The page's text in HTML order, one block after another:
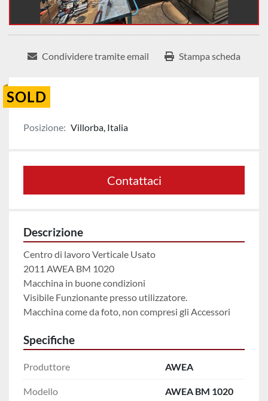
Condividere tramite email Stampa scheda
SOLD
Posizione: Villorba, Italia
Contattaci
Descrizione
Centro di lavoro Verticale Usato
2011 AWEA BM 1020
Macchina in buone condizioni
Visibile Funzionante presso utilizzatore.
Macchina come da foto, non compresi gli Accessori
Specifiche
Produttore AWEA
Modello AWEA BM 1020